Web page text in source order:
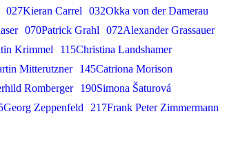
027Kieran Carrel
032Okka von der Damerau
070Patrick Grahl
072Alexander Grassauer
Krimmel
115Christina Landshamer
Mitterutzner
145Catriona Morison
Romberger
190Simona Šaturová
Zeppenfeld
217Frank Peter Zimmermann